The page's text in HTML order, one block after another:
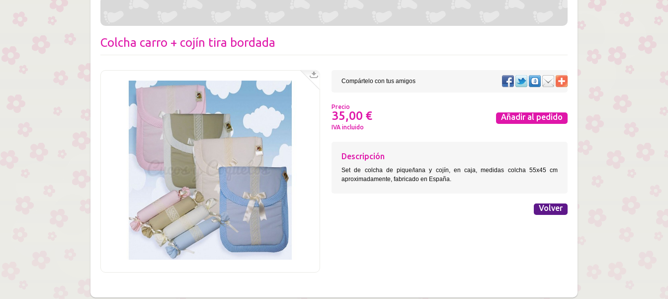
Colcha carro + cojín tira bordada
Compártelo con tus amigos
Precio
35,00 €
IVA incluido
Añadir al pedido
Descripción
Set de colcha de pique/lana y cojín, en caja, medidas colcha 55x45 cm
aproximadamente, fabricado en España.
Volver